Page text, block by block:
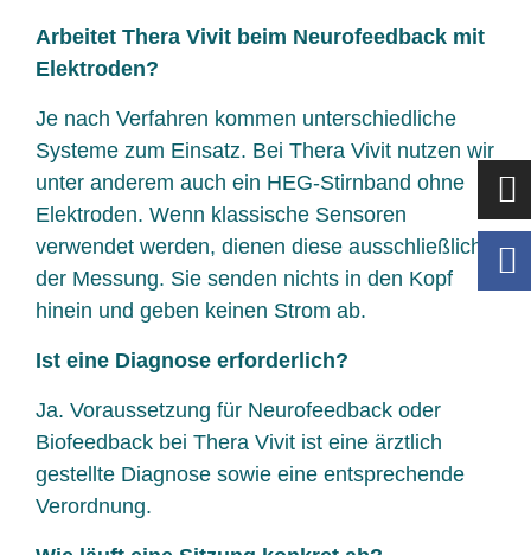
Arbeitet Thera Vivit beim Neurofeedback mit
Elektroden?
Je nach Verfahren kommen unterschiedliche
Systeme zum Einsatz. Bei Thera Vivit nutzen wir
unter anderem auch ein HEG-Stirnband ohne
Elektroden. Wenn klassische Sensoren
verwendet werden, dienen diese ausschließlich
der Messung. Sie senden nichts in den Kopf
hinein und geben keinen Strom ab.
Ist eine Diagnose erforderlich?
Ja. Voraussetzung für Neurofeedback oder
Biofeedback bei Thera Vivit ist eine ärztlich
gestellte Diagnose sowie eine entsprechende
Verordnung.